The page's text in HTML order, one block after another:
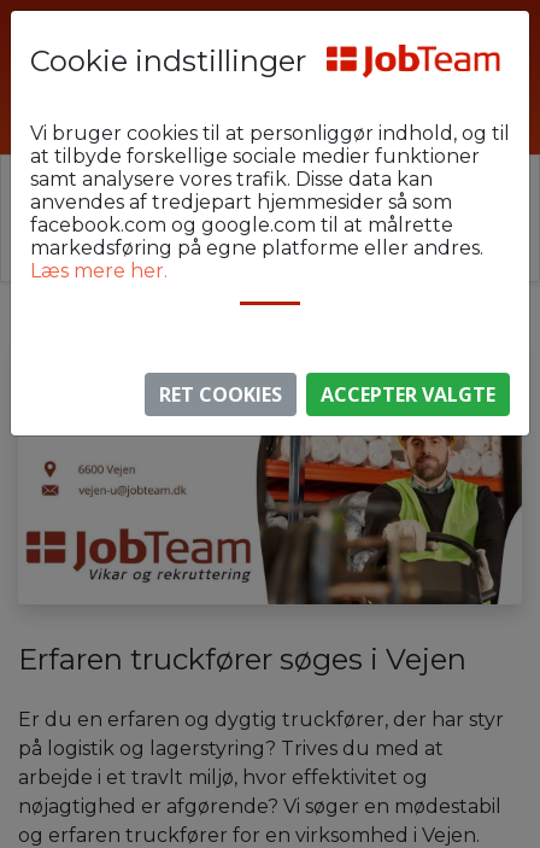
⚠️ Denne jobannonce er udløbet.
Stillingen er ikke længere aktiv, men du kan
lignende annoncer her.
Erfaren truckfører søges i Vejen
Er du en erfaren og dygtig truckfører, der har styr
på logistik og lagerstyring? Trives du med at
arbejde i et travlt miljø, hvor effektivitet og
nøjagtighed er afgørende? Vi søger en mødestabil
og erfaren truckfører for en virksomhed i Vejen.
Cookie indstillinger
Vi bruger cookies til at personliggør indhold, og til
at tilbyde forskellige sociale medier funktioner
samt analysere vores trafik. Disse data kan
anvendes af tredjepart hjemmesider så som
facebook.com og google.com til at målrette
markedsføring på egne platforme eller andres.
Læs mere her.
RET COOKIES ACCEPTER VALGTE